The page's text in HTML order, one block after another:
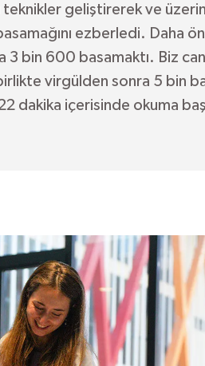
teknikler geliştirerek ve
ezberledi. Daha
bin 600 basamaktı. Biz
virgülden sonra 5 bin
dakika içerisinde okuma